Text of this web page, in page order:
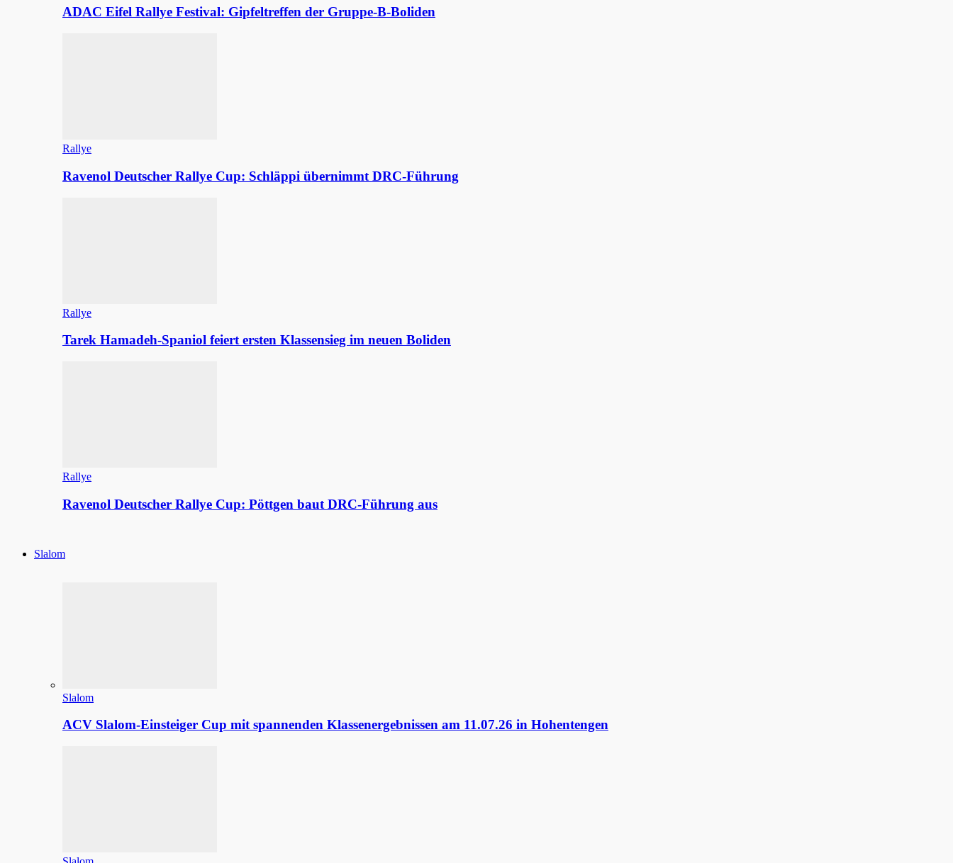
ADAC Eifel Rallye Festival: Gipfeltreffen der Gruppe-B-Boliden
Rallye
Ravenol Deutscher Rallye Cup: Schläppi übernimmt DRC-Führung
Rallye
Tarek Hamadeh-Spaniol feiert ersten Klassensieg im neuen Boliden
Rallye
Ravenol Deutscher Rallye Cup: Pöttgen baut DRC-Führung aus
Slalom
Slalom
ACV Slalom-Einsteiger Cup mit spannenden Klassenergebnissen am 11.07.26 in Hohentengen